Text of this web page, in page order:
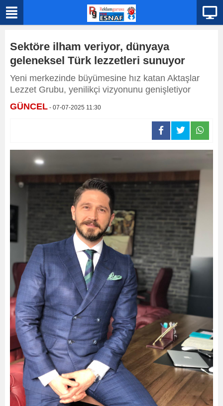
Sektöre ilham veriyor, dünyaya
geleneksel Türk lezzetleri sunuyor
Yeni merkezinde büyümesine hız katan Aktaşlar
Lezzet Grubu, yenilikçi vizyonunu genişletiyor
GÜNCEL - 07-07-2025 11:30